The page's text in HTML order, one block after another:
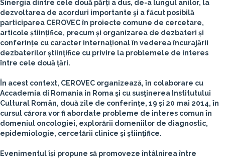
Sinergia dintre cele două părți a dus, de-a lungul anilor, la
dezvoltarea de acorduri importante şi a făcut posibilă
participarea CEROVEC în proiecte comune de cercetare,
articole științifice, precum și organizarea de dezbateri și
conferințe cu caracter internațional în vederea încurajării
dezbaterilor științifice cu privire la problemele de interes
între cele două țări.
În acest context, CEROVEC organizează, în colaborare cu
Accademia di Romania in Roma şi cu susţinerea Institutului
Cultural Român, două zile de conferințe, 19 și 20 mai 2014, în
cursul cărora vor fi abordate probleme de interes comun în
domeniul oncologiei, explorării domeniilor de diagnostic,
epidemiologie, cercetării clinice şi ştiinţifice.
Evenimentul își propune să promoveze întâlnirea între